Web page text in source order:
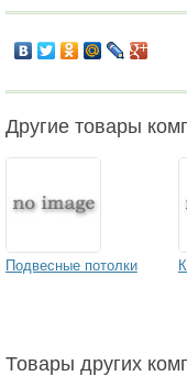
Другие товары
Подвесные потолки
Товары других